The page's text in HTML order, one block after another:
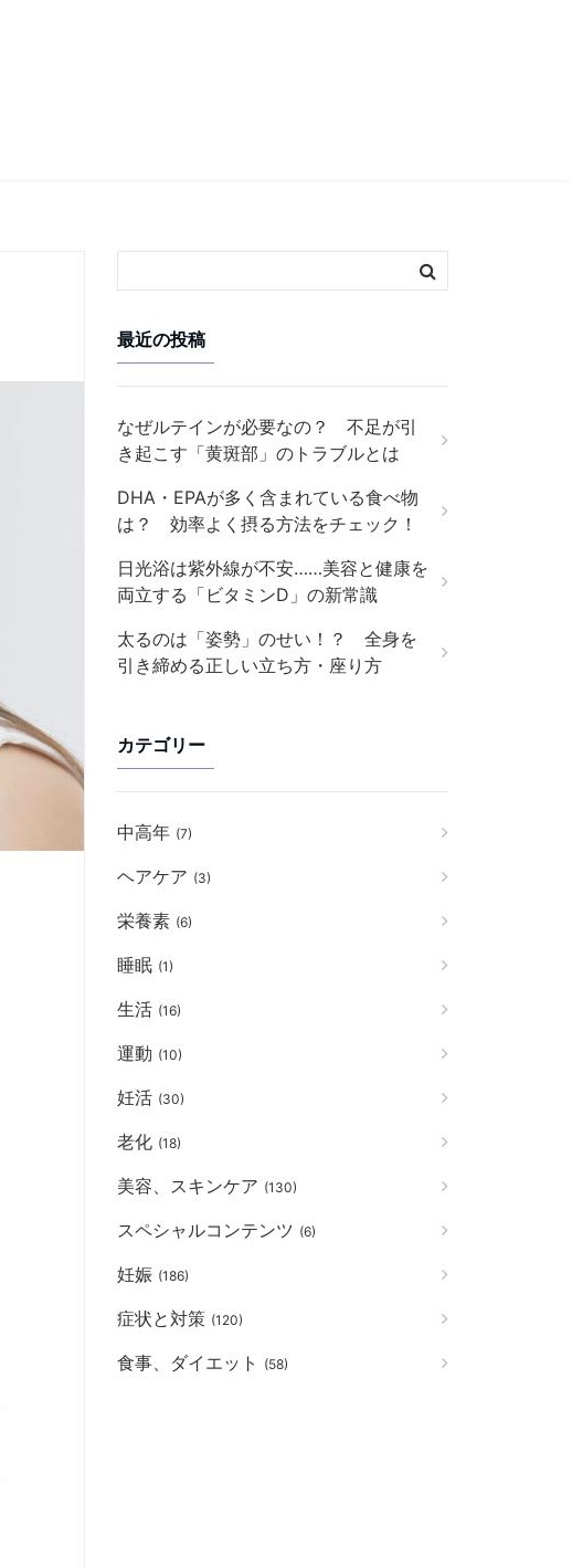
最近の投稿
なぜルテインが必要なの？ 不足が引
き起こす「黄斑部」のトラブルとは
DHA・EPAが多く含まれている食べ物
は？ 効率よく摂る方法をチェック！
日光浴は紫外線が不安……美容と健康を
両立する「ビタミンD」の新常識
太るのは「姿勢」のせい！？ 全身を
引き締める正しい立ち方・座り方
カテゴリー
中高年 (7)
ヘアケア (3)
栄養素 (6)
睡眠 (1)
生活 (16)
運動 (10)
妊活 (30)
老化 (18)
美容、スキンケア (130)
スペシャルコンテンツ (6)
妊娠 (186)
症状と対策 (120)
食事、ダイエット (58)